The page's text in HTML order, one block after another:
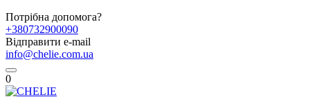
Потрібна допомога?
+380732900090
Відправити e-mail
info@chelie.com.ua
0